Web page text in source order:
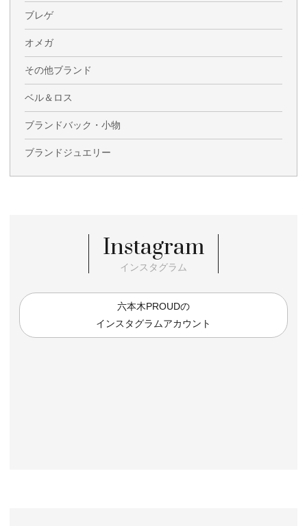
ブレゲ
オメガ
その他ブランド
ベル＆ロス
ブランドバック・小物
ブランドジュエリー
Instagram
インスタグラム
六本木PROUDの
インスタグラムアカウント